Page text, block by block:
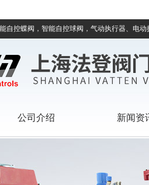
自控蝶阀，智能自控球阀，气动执行器、电
公司介绍 新闻资